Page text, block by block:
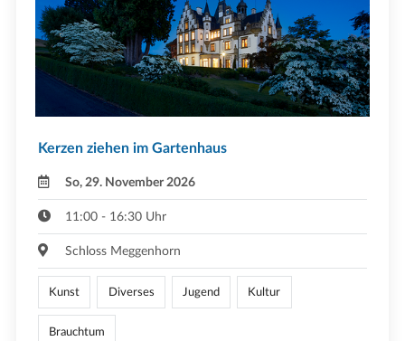
Kerzen ziehen im Gartenhaus
So, 29. November 2026
11:00 - 16:30 Uhr
Schloss Meggenhorn
Kunst Diverses Jugend Kultur
Brauchtum